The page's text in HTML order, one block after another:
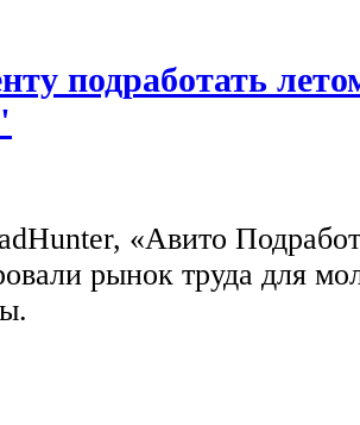
подработать
«Авито
рынок труда для